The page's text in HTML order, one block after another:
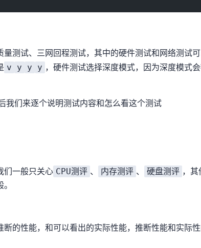
量测试、三网回程测试，其中的硬件测试和网络测试
v y y y ，硬件测试选择深度模式，因为深度模式会
我们来逐个说明测试内容和怎么看这个测试
们一般只关心 CPU测评 、 内存测评 、 硬盘测评 ，其
大致推断CPU的性能，Sysbench和Geekbench5可以看出CPU的实际性能，推